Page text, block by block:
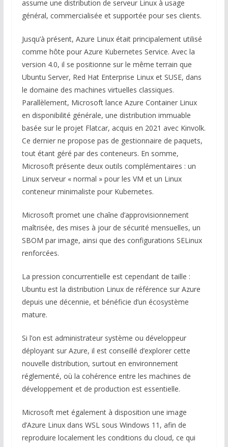
assume une distribution de serveur Linux à usage
général, commercialisée et supportée pour ses clients.
Jusqu’à présent, Azure Linux était principalement utilisé
comme hôte pour Azure Kubernetes Service. Avec la
version 4.0, il se positionne sur le même terrain que
Ubuntu Server, Red Hat Enterprise Linux et SUSE, dans
le domaine des machines virtuelles classiques.
Parallèlement, Microsoft lance Azure Container Linux
en disponibilité générale, une distribution immuable
basée sur le projet Flatcar, acquis en 2021 avec Kinvolk.
Ce dernier ne propose pas de gestionnaire de paquets,
tout étant géré par des conteneurs. En somme,
Microsoft présente deux outils complémentaires : un
Linux serveur « normal » pour les VM et un Linux
conteneur minimaliste pour Kubernetes.
Microsoft promet une chaîne d’approvisionnement
maîtrisée, des mises à jour de sécurité mensuelles, un
SBOM par image, ainsi que des configurations SELinux
renforcées.
La pression concurrentielle est cependant de taille :
Ubuntu est la distribution Linux de référence sur Azure
depuis une décennie, et bénéficie d’un écosystème
mature.
Si l’on est administrateur système ou développeur
déployant sur Azure, il est conseillé d’explorer cette
nouvelle distribution, surtout en environnement
réglementé, où la cohérence entre les machines de
développement et de production est essentielle.
Microsoft met également à disposition une image
d’Azure Linux dans WSL sous Windows 11, afin de
reproduire localement les conditions du cloud, ce qui